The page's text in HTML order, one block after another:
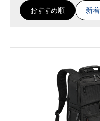
おすすめ順 新